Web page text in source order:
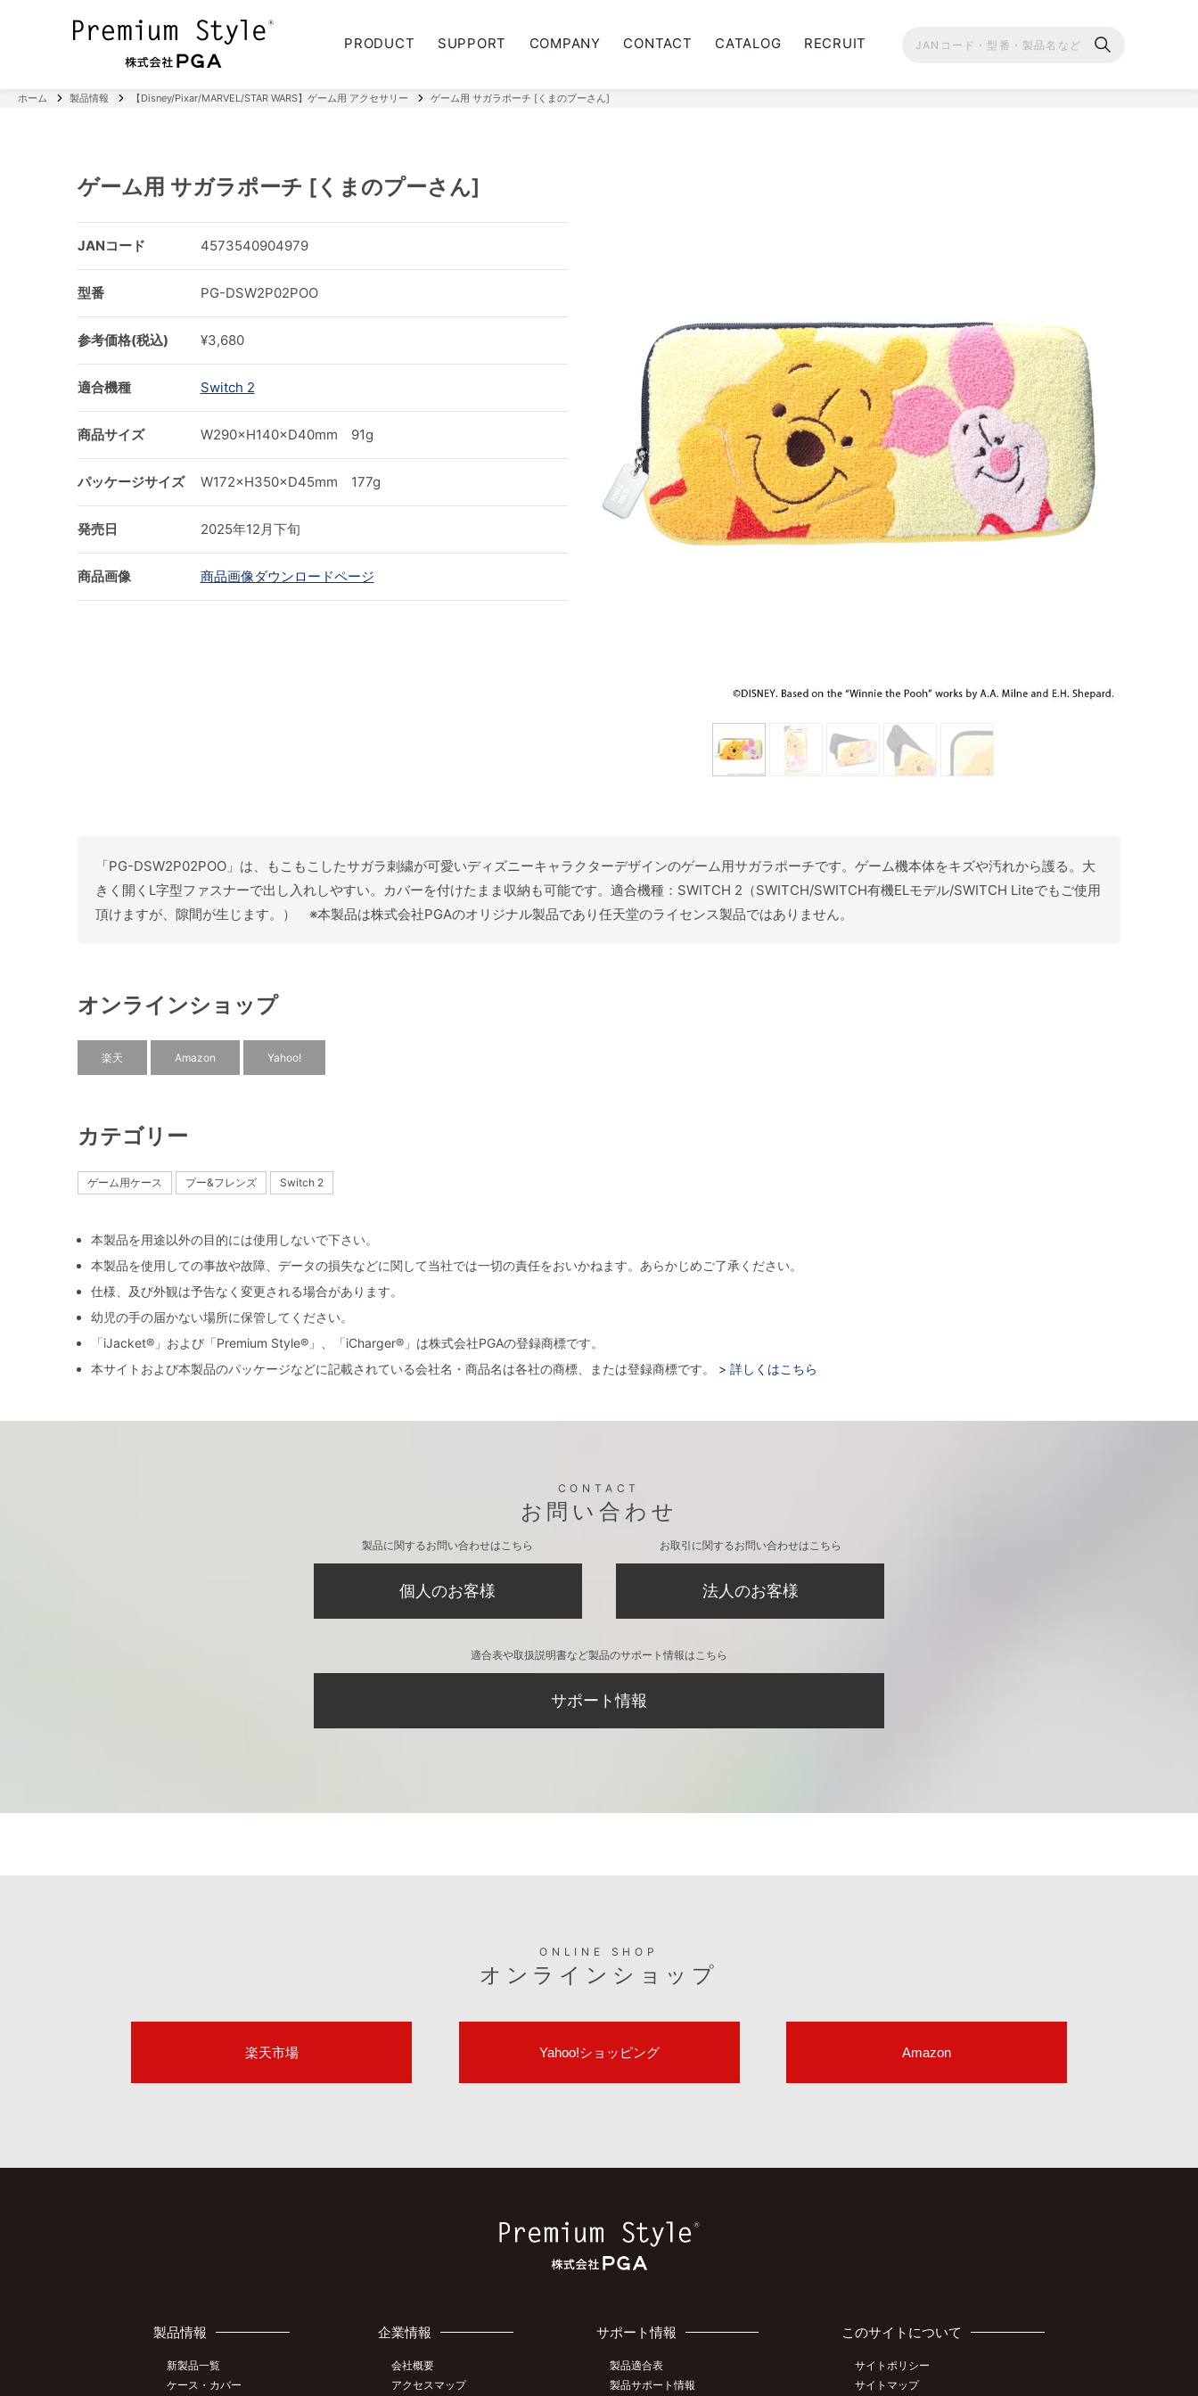
PRODUCT SUPPORT COMPANY CONTACT CATALOG RECRUIT
ホーム 製品情報 【Disney/Pixar/MARVEL/STAR WARS】ゲーム用 アクセサリー ゲーム用 サガラポーチ [くまのプーさん]
ゲーム用 サガラポーチ [くまのプーさん]
JANコード 4573540904979
型番 PG-DSW2P02POO
参考価格(税込) ¥3,680
適合機種 Switch 2
商品サイズ W290×H140×D40mm 91g
パッケージサイズ W172×H350×D45mm 177g
発売日 2025年12月下旬
商品画像 商品画像ダウンロードページ
「PG-DSW2P02POO」は、もこもこしたサガラ刺繍が可愛いディズニーキャラクターデザインのゲーム用サガラポーチです。ゲーム機本体をキズや汚れから護る。大
きく開くL字型ファスナーで出し入れしやすい。カバーを付けたまま収納も可能です。適合機種：SWITCH 2（SWITCH/SWITCH有機ELモデル/SWITCH Liteでもご使用
頂けますが、隙間が生じます。） ※本製品は株式会社PGAのオリジナル製品であり任天堂のライセンス製品ではありません。
オンラインショップ
楽天 Amazon Yahoo!
カテゴリー
ゲーム用ケース プー&フレンズ Switch 2
本製品を用途以外の目的には使用しないで下さい。
本製品を使用しての事故や故障、データの損失などに関して当社では一切の責任をおいかねます。あらかじめご了承ください。
仕様、及び外観は予告なく変更される場合があります。
幼児の手の届かない場所に保管してください。
「iJacket®」および「Premium Style®」、「iCharger®」は株式会社PGAの登録商標です。
本サイトおよび本製品のパッケージなどに記載されている会社名・商品名は各社の商標、または登録商標です。
> 詳しくはこちら
CONTACT
お問い合わせ
製品に関するお問い合わせはこちら
個人のお客様
お取引に関するお問い合わせはこちら
法人のお客様
適合表や取扱説明書など製品のサポート情報はこちら
サポート情報
ONLINE SHOP
オンラインショップ
楽天市場 Yahoo!ショッピング Amazon
製品情報
新製品一覧
ケース・カバー
企業情報
会社概要
アクセスマップ
サポート情報
製品適合表
製品サポート情報
このサイトについて
サイトポリシー
サイトマップ